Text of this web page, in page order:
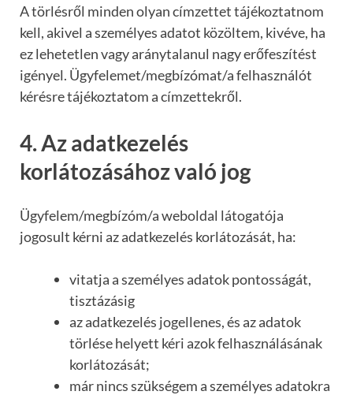
A törlésről minden olyan címzettet tájékoztatnom
kell, akivel a személyes adatot közöltem, kivéve, ha
ez lehetetlen vagy aránytalanul nagy erőfeszítést
igényel. Ügyfelemet/megbízómat/a felhasználót
kérésre tájékoztatom a címzettekről.
4. Az adatkezelés
korlátozásához való jog
Ügyfelem/megbízóm/a weboldal látogatója
jogosult kérni az adatkezelés korlátozását, ha:
vitatja a személyes adatok pontosságát,
tisztázásig
az adatkezelés jogellenes, és az adatok
törlése helyett kéri azok felhasználásának
korlátozását;
már nincs szükségem a személyes adatokra